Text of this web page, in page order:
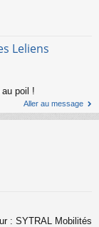
Leliens
poil !
Aller au message
: SYTRAL Mobilités